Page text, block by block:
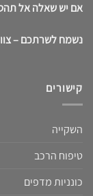
אם יש שאלה אל
נשמח לשרתכם –
קישורים
השקייה
טיפוח הרכב
כונניות מדפים